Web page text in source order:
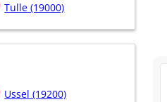
Tulle (19000)
Ussel (19200)